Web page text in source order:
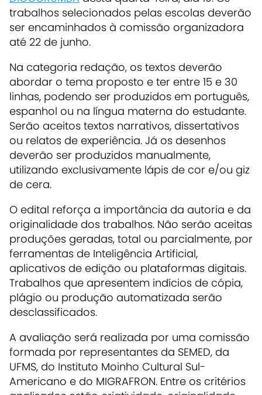
trabalhos selecionados pelas escolas deverão
ser encaminhados à comissão organizadora
até 22 de junho.
Na categoria redação, os textos deverão
abordar o tema proposto e ter entre 15 e 30
linhas, podendo ser produzidos em português,
espanhol ou na língua materna do estudante.
Serão aceitos textos narrativos, dissertativos
ou relatos de experiência. Já os desenhos
deverão ser produzidos manualmente,
utilizando exclusivamente lápis de cor e/ou giz
de cera.
O edital reforça a importância da autoria e da
originalidade dos trabalhos. Não serão aceitas
produções geradas, total ou parcialmente, por
ferramentas de Inteligência Artificial,
aplicativos de edição ou plataformas digitais.
Trabalhos que apresentem indícios de cópia,
plágio ou produção automatizada serão
desclassificados.
A avaliação será realizada por uma comissão
formada por representantes da SEMED, da
UFMS, do Instituto Moinho Cultural Sul-
Americano e do MIGRAFRON. Entre os critérios